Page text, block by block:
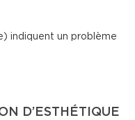
indiquent un problème
D’ESTHÉTIQUE